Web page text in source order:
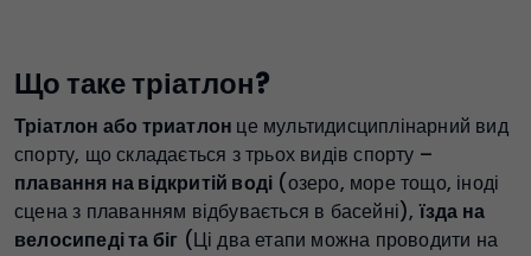
Що таке тріатлон?
Тріатлон або триатлон це мультидисциплінарний вид
спорту, що складається з трьох видів спорту –
плавання на відкритій воді (озеро, море тощо, іноді
сцена з плаванням відбувається в басейні),їзда на
велосипеді та біг (Ці два етапи можна проводити на